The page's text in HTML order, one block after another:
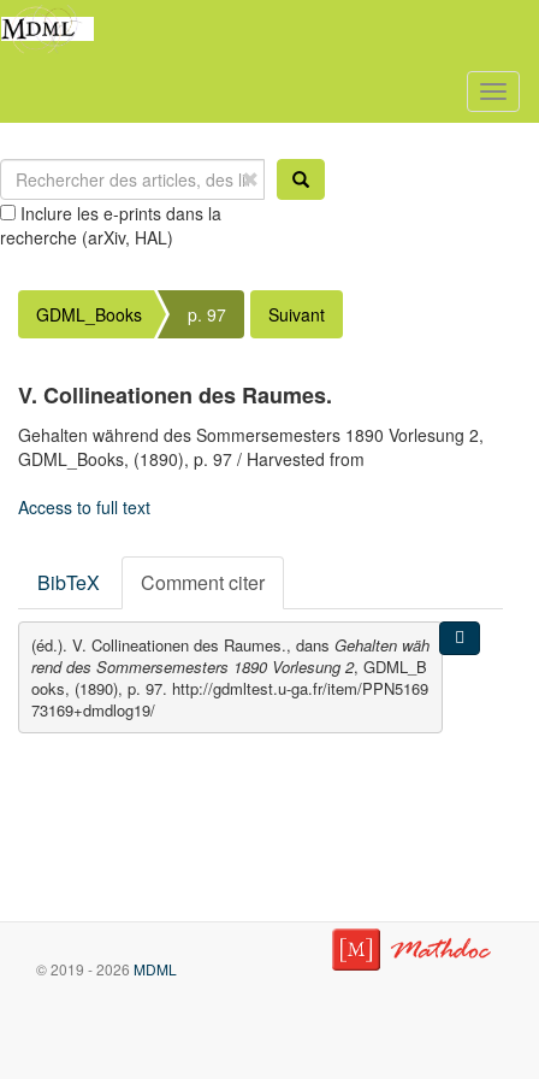
Inclure les e-prints dans la
recherche (arXiv, HAL)
GDML_Books p. 97 Suivant
V. Collineationen des Raumes.
Gehalten während des Sommersemesters 1890 Vorlesung 2,
GDML_Books, (1890), p. 97 / Harvested from
Access to full text
BibTeX Comment citer
(éd.). V. Collineationen des Raumes., dans Gehalten wäh
rend des Sommersemesters 1890 Vorlesung 2, GDML_B
ooks, (1890), p. 97. http://gdmltest.u-ga.fr/item/PPN5169
73169+dmdlog19/
© 2019 - 2026 MDML